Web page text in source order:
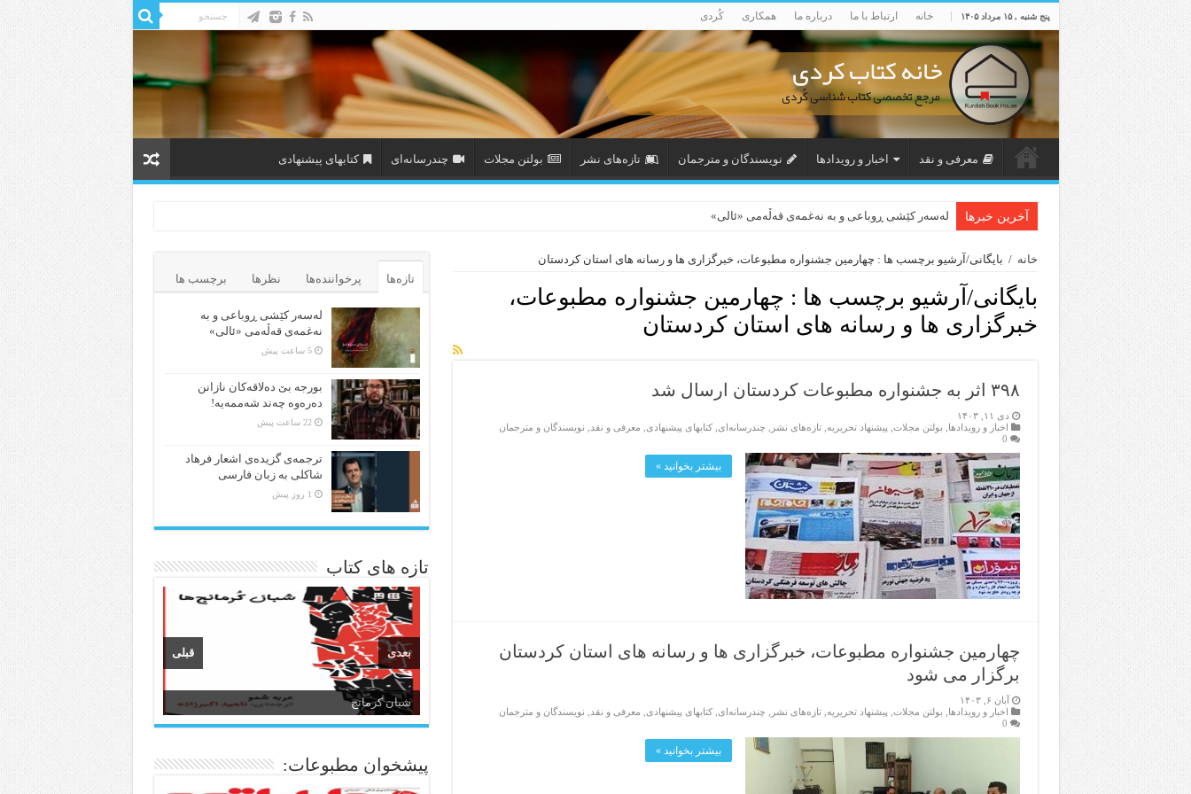
پنج شنبه , ۱۵ مرداد ۱۴۰۵ خانه ارتباط با ما درباره ما همکاری کُردی
معرفی و نقد اخبار و رویدادها نویسندگان و مترجمان تازەهای نشر بولتن مجلات چندرسانه‌ای کتابهای پیشنهادی
آخرین خبرها لەسەر کێشی ڕوباعی و به نەغمەی قەڵەمی «ئالی»
خانه / بایگانی/آرشیو برچسب ها : چهارمین جشنواره مطبوعات، خبرگزاری ها و رسانه های استان کردستان
بایگانی/آرشیو برچسب ها : چهارمین جشنواره مطبوعات،
خبرگزاری ها و رسانه های استان کردستان
۳۹۸ اثر به جشنواره مطبوعات کردستان ارسال شد
دی ۱۱, ۱۴۰۳
اخبار و رویدادها
بولتن مجلات پیشنهاد تحریریه ,تازەهای نشر چندرسانه‌ای ,کتابهای پیشنهادی معرفی و نقد
نویسندگان و مترجمان
0
بیشتر بخوانید »
چهارمین جشنواره مطبوعات، خبرگزاری ها و رسانه های استان کردستان
برگزار می شود
آبان ۶, ۱۴۰۳
اخبار و رویدادها
بولتن مجلات پیشنهاد تحریریه ,تازەهای نشر چندرسانه‌ای ,کتابهای پیشنهادی معرفی و نقد
نویسندگان و مترجمان
0
بیشتر بخوانید »
تازه‌ها پرخواننده‌ها نظرها برچسب ها
لەسەر کێشی ڕوباعی و به
نەغمەی قەڵەمی «ئالی»
5 ساعت پیش
بورجە بێ دەلاقەکان نازانن
دەرەوە چەند شەممەیە!
22 ساعت پیش
ترجمه‌ی گزیده‌‌ی اشعار فرهاد
شاکلی به زبان فارسی
1 روز پیش
تازه های کتاب
شبان کرمانج
زبان و ادبیات کردی
قبلی بعدی
پیشخوان مطبوعات: